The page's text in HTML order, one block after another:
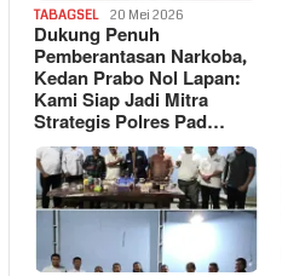
TABAGSEL 20 Mei 2026
Dukung Penuh
Pemberantasan Narkoba,
Kedan Prabo Nol Lapan:
Kami Siap Jadi Mitra
Strategis Polres Pad…